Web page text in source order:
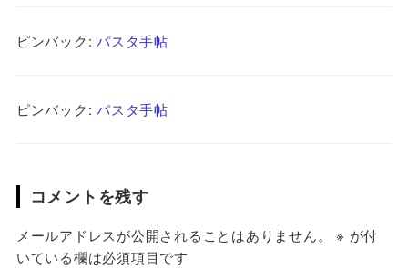
ピンバック:パスタ手帖
ピンバック:パスタ手帖
コメントを残す
メールアドレスが公開されることはありません。 ※ が付
いている欄は必須項目です